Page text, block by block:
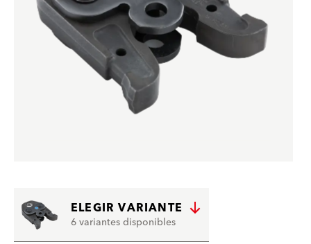
ELEGIR VARIANTE
6 variantes disponibles